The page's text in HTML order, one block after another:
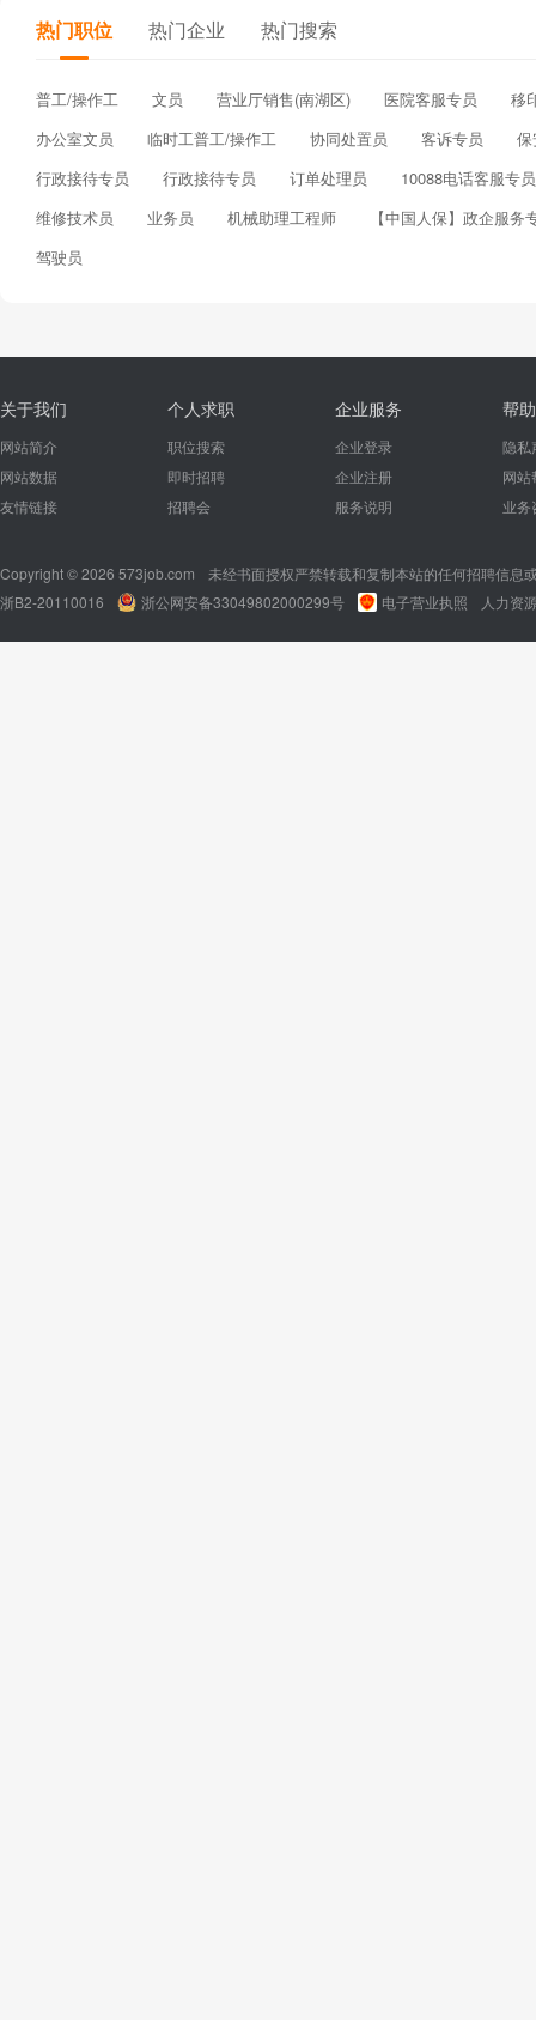
热门职位 热门企业 热门搜索
普工/操作工 文员 营业厅销售(南湖区) 医院客服专员
移
办公室文员
临时工普工/操作工 协同处置员 客诉专员
行政接待专员
行政接待专员 订单处理员
10088电话客服专员
维修技术员
业务员 机械助理工程师
【中国人保】政企服务
驾驶员
关于我们
网站简介
网站数据
友情链接
个人求职
职位搜索
即时招聘
招聘会
企业服务
企业登录
企业注册
服务说明
帮
隐私
网站
业务
Copyright © 2026 573job.com
未经书面授权严禁转载和复制本站的任何招聘信息
浙B2-20110016
浙公网安备33049802000299号 电子营业执照 人力资